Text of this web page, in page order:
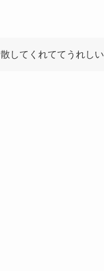
してくれててうれしい